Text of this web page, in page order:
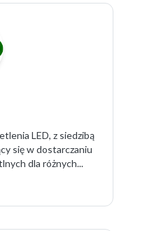
LED, z siedzibą
się w dostarczaniu
dla różnych...